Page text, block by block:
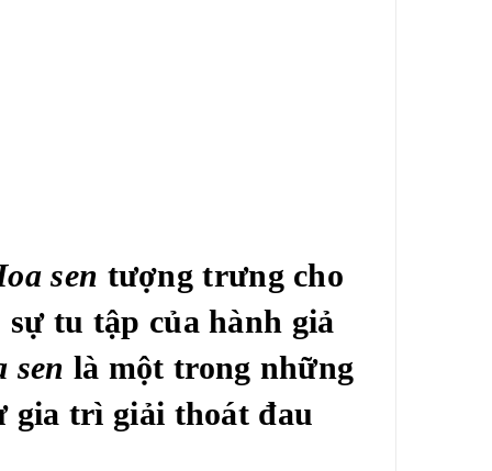
sen tượng trưng cho
tu tập của hành giả
sen là một trong những
gia trì giải thoát đau